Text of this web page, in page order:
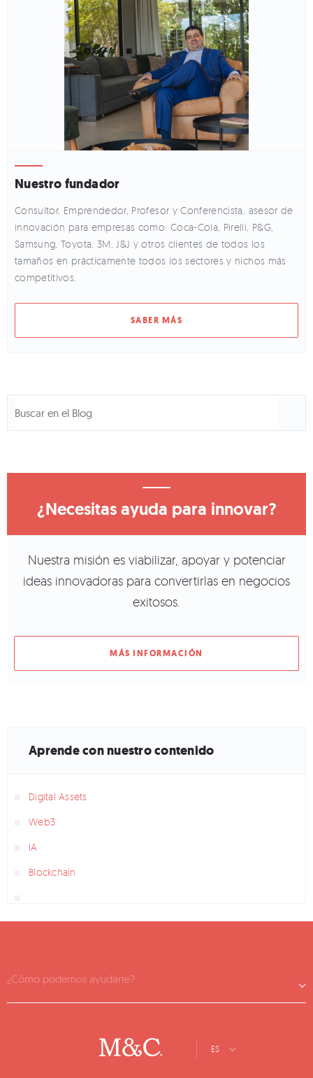
Nuestro fundador
Consultor, Emprendedor, Profesor y Conferencista, asesor de
innovación para empresas como: Coca-Cola, Pirelli, P&G,
Samsung, Toyota, 3M, J&J y otros clientes de todos los
tamaños en prácticamente todos los sectores y nichos más
competitivos.
SABER MÁS
¿Necesitas ayuda para innovar?
Nuestra misión es viabilizar, apoyar y potenciar
ideas innovadoras para convertirlas en negocios
exitosos.
MÁS INFORMACIÓN
Aprende con nuestro contenido
Digital Assets
Web3
IA
Blockchain
¿Cómo podemos ayudarte?
ES